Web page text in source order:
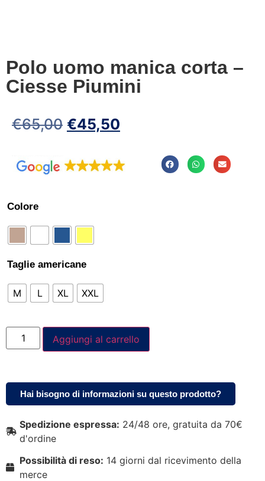
Polo uomo manica corta –
Ciesse Piumini
€65,00 €45,50
Colore
Taglie americane
M L XL XXL
Aggiungi al carrello
Hai bisogno di informazioni su questo prodotto?
Spedizione espressa: 24/48 ore, gratuita da 70€
d'ordine
Possibilità di reso: 14 giorni dal ricevimento della
merce